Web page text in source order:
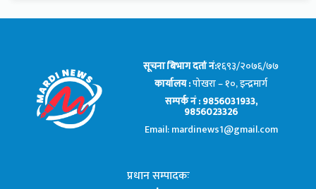
सूचना बिभाग दर्ता नं:१६९३/२०७६/७७
कार्यालय :पोखरा – १०, इन्द्रमार्ग
सम्पर्क नं : 9856031933,
9856023326
Email: mardinews1@gmail.com
प्रधान सम्पादकः